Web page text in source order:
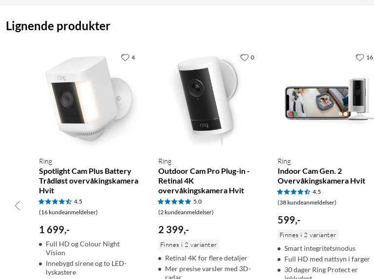
Lignende produkter
Ring
Spotlight Cam Plus Battery
Trådløst overvåkingskamera
Hvit
4.5
(16 kundeanmeldelser)
1 699,-
Full HD og Colour Night
Vision
Innebygd sirene og to LED-
lyskastere
4
Ring
Outdoor Cam Pro Plug-in -
Retinal 4K
overvåkingskamera Hvit
5.0
(2 kundeanmeldelser)
2 399,-
Finnes i 2 varianter
Retinal 4K for flere detaljer
Mer presise varsler med 3D-
0
Ring
Indoor Cam Gen. 2
Overvåkingskamera Hvit
4.5
(38 kundeanmeldelser)
599,-
Finnes i 2 varianter
Smart integritetsmodus
Full HD med nattsyn i farger
30 dager Ring Protect er
16